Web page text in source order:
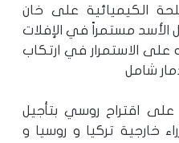
الكيميائية على خان
الأسد مستمراً في الإفلات
الاستمرار في ارتكاب
شامل
على اقتراح روسي بتأجيل
خارجية تركيا و روسيا و